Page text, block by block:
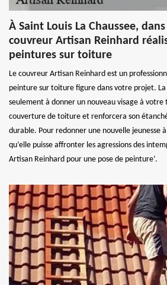
À Saint Louis La Chaussee,
couvreur Artisan Reinhard
peintures sur toiture
Le couvreur Artisan Reinhard est un
peinture sur toiture figure dans votre projet. La
seulement à donner un nouveau visage à
couverture de toiture et renforcera son
durable. Pour redonner une nouvelle jeunesse
qu’elle puisse affronter les agressions des
Artisan Reinhard pour une pose de peinture’.